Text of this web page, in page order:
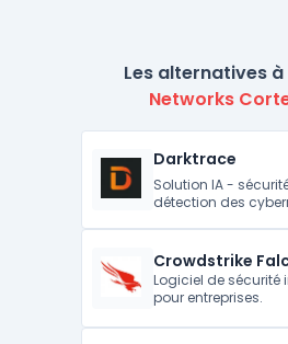
Les alternatives à
Networks
Darktrace
Solution IA -
détection des
Crowdstrike
Logiciel de
pour entreprises.